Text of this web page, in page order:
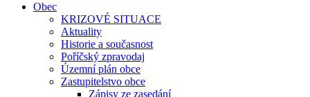
Obec
KRIZOVÉ SITUACE
Aktuality
Historie a současnost
Poříčský zpravodaj
Územní plán obce
Zastupitelstvo obce
Zápisy ze zasedání